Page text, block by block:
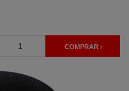
COMPRAR